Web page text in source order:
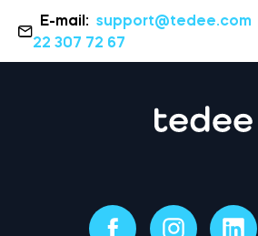
E-mail:support@tedee.com
22 307 72 67